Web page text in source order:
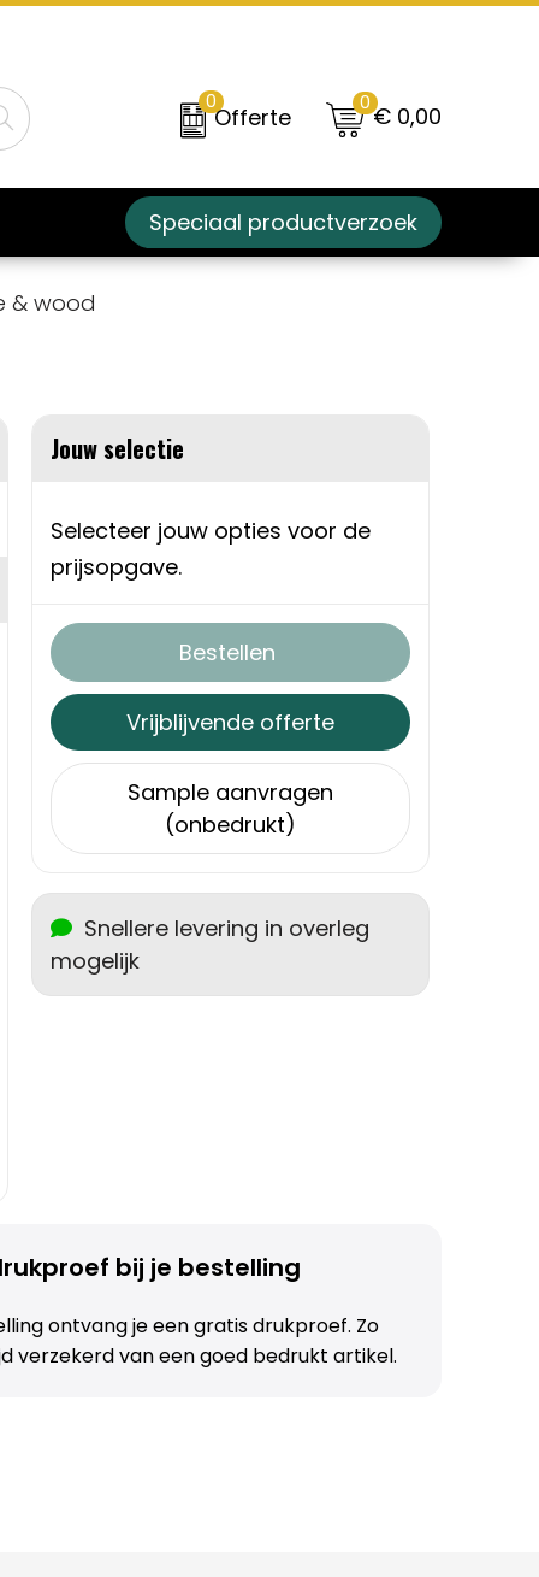
0
Offerte 0€ 0,00
Speciaal productverzoek
& wood
Jouw selectie
Selecteer jouw opties voor de
prijsopgave.
Bestellen
Vrijblijvende offerte
Sample aanvragen
(onbedrukt)
Snellere levering in overleg
mogelijk
bij je bestelling
ontvang je een gratis drukproef. Zo
verzekerd van een goed bedrukt artikel.